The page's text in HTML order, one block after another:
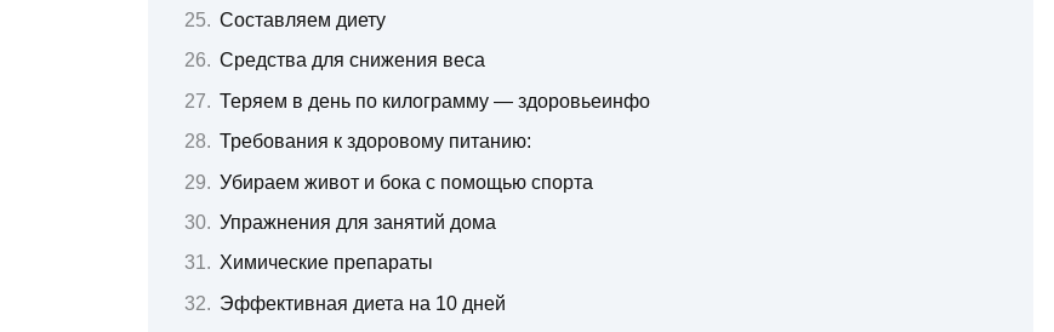
Составляем диету
Средства для снижения веса
Теряем в день по килограмму — здоровьеинфо
Требования к здоровому питанию:
Убираем живот и бока с помощью спорта
Упражнения для занятий дома
Химические препараты
Эффективная диета на 10 дней